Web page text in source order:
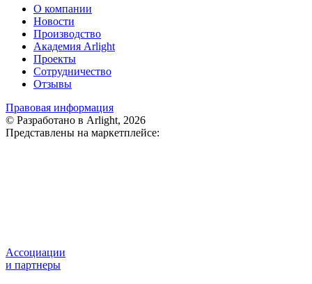
О компании
Новости
Производство
Академия Arlight
Проекты
Сотрудничество
Отзывы
Правовая информация
© Разработано в Arlight, 2026
Представлены на маркетплейсе:
Ассоциации
и партнеры